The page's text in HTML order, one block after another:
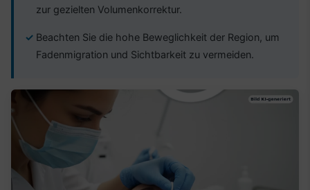
zur gezielten Volumenkorrektur.
Beachten Sie die hohe Beweglichkeit der Region, um
Fadenmigration und Sichtbarkeit zu vermeiden.